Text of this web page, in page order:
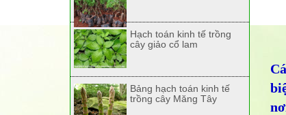
Hạch toán kinh tế trồng
cây giảo cổ lam
Bảng hạch toán kinh tế
trồng cây Măng Tây